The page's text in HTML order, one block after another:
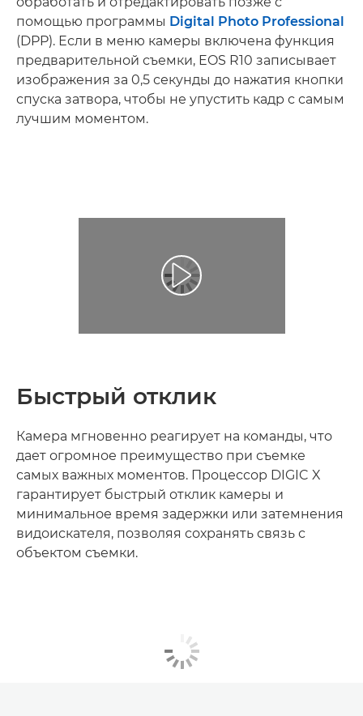
помощью программы Digital Photo Professional
(DPP). Если в меню камеры включена функция
предварительной съемки, EOS R10 записывает
изображения за 0,5 секунды до нажатия кнопки
спуска затвора, чтобы не упустить кадр с самым
лучшим моментом.
Быстрый отклик
Камера мгновенно реагирует на команды, что
дает огромное преимущество при съемке
самых важных моментов. Процессор DIGIC X
гарантирует быстрый отклик камеры и
минимальное время задержки или затемнения
видоискателя, позволяя сохранять связь с
объектом съемки.